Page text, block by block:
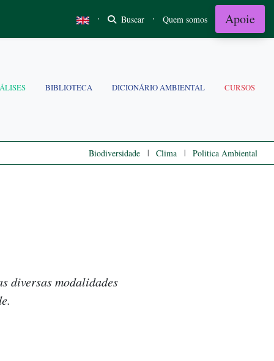
· Buscar · Quem somos Apoie
BIBLIOTECA DICIONÁRIO AMBIENTAL CURSOS
Biodiversidade | Clima | Politica Ambiental
diversas modalidades